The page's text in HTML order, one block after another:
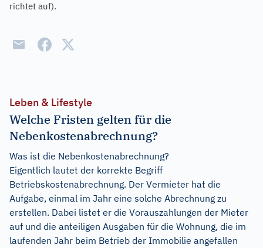
richtet auf).
Leben & Lifestyle
Welche Fristen gelten für die
Nebenkostenabrechnung?
Was ist die Nebenkostenabrechnung?
Eigentlich lautet der korrekte Begriff
Betriebskostenabrechnung. Der Vermieter hat die
Aufgabe, einmal im Jahr eine solche Abrechnung zu
erstellen. Dabei listet er die Vorauszahlungen der Mieter
auf und die anteiligen Ausgaben für die Wohnung, die im
laufenden Jahr beim Betrieb der Immobilie angefallen